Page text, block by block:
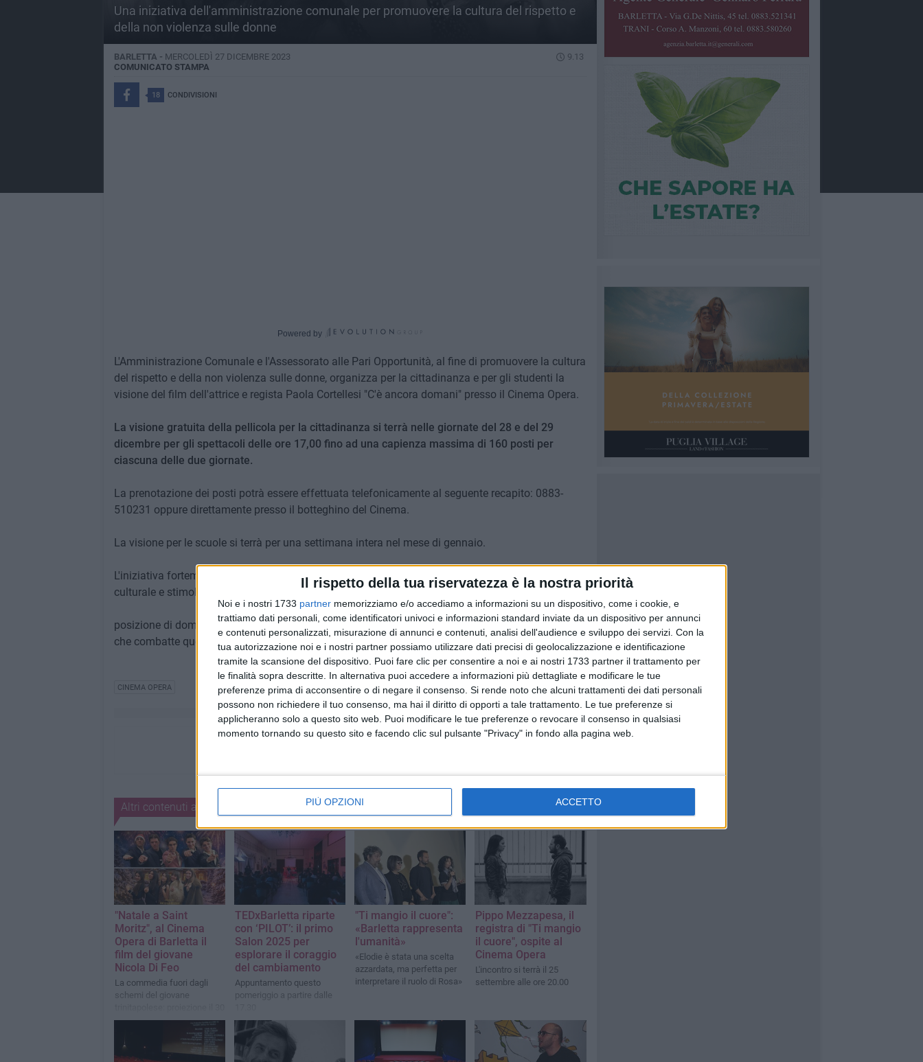
Il rispetto della tua riservatezza è la nostra priorità
Noi e i nostri 1733 partner memorizziamo e/o accediamo a informazioni su un dispositivo, come i cookie, e
trattiamo dati personali, come identificatori univoci e informazioni standard inviate da un dispositivo per annunci
e contenuti personalizzati, misurazione di annunci e contenuti, analisi dell'audience e sviluppo dei servizi. Con la
tua autorizzazione noi e i nostri partner possiamo utilizzare dati precisi di geolocalizzazione e identificazione
tramite la scansione del dispositivo. Puoi fare clic per consentire a noi e ai nostri 1733 partner il trattamento per
le finalità sopra descritte. In alternativa puoi accedere a informazioni più dettagliate e modificare le tue
preferenze prima di acconsentire o di negare il consenso. Si rende noto che alcuni trattamenti dei dati personali
possono non richiedere il tuo consenso, ma hai il diritto di opporti a tale trattamento. Le tue preferenze si
applicheranno solo a questo sito web. Puoi modificare le tue preferenze o revocare il consenso in qualsiasi
momento tornando su questo sito e facendo clic sul pulsante "Privacy" in fondo alla pagina web.
PIÙ OPZIONI ACCETTO
Una iniziativa dell'amministrazione comunale per promuovere la cultura del rispetto e
della non violenza sulle donne
BARLETTA - MERCOLEDÌ 27 DICEMBRE 2023
9.13
COMUNICATO STAMPA
18 CONDIVISIONI
Powered by
L'Amministrazione Comunale e l'Assessorato alle Pari Opportunità, al fine di promuovere la cultura
del rispetto e della non violenza sulle donne, organizza per la cittadinanza e per gli studenti la
visione del film dell'attrice e regista Paola Cortellesi "C'è ancora domani" presso il Cinema Opera.
La visione gratuita della pellicola per la cittadinanza si terrà nelle giornate del 28 e del 29
dicembre per gli spettacoli delle ore 17,00 fino ad una capienza massima di 160 posti per
ciascuna delle due giornate.
La prenotazione dei posti potrà essere effettuata telefonicamente al seguente recapito: 0883-
510231 oppure direttamente presso il botteghino del Cinema.
La visione per le scuole si terrà per una settimana intera nel mese di gennaio.
L'iniziativa fortemente sostenuta dal Sindaco Cosimo Cannito è di grande valore sociale e
culturale e stimola la riflessione sulla
posizione di dominio del maschio a danno della figura della donna, moglie, madre e lavoratrice,
che combatte quotidianamente per il riconoscimento dei diritti sanciti dalla Costituzione.
CINEMA OPERA
Altri contenuti a tema
"Natale a Saint
Moritz", al Cinema
Opera di Barletta il
film del giovane
Nicola Di Feo
La commedia fuori dagli
schemi del giovane
gennaio
TEDxBarletta riparte
con ‘PILOT’: il primo
Salon 2025 per
esplorare il coraggio
del cambiamento
Appuntamento questo
pomeriggio a partire dalle
"Ti mangio il cuore":
«Barletta rappresenta
l'umanità»
«Elodie è stata una scelta
azzardata, ma perfetta per
interpretare il ruolo di Rosa»
Pippo Mezzapesa, il
registra di "Ti mangio
il cuore", ospite al
Cinema Opera
L'incontro si terrà il 25
settembre alle ore 20.00